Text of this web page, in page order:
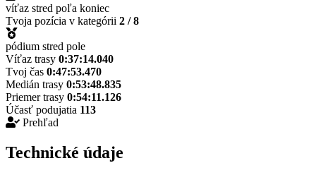
víťaz stred poľa koniec
Tvoja pozícia v kategórii 2 / 8
pódium stred pole
Víťaz trasy 0:37:14.040
Tvoj čas 0:47:53.470
Medián trasy 0:53:48.835
Priemer trasy 0:54:11.126
Účasť podujatia 113
Prehľad
Technické údaje